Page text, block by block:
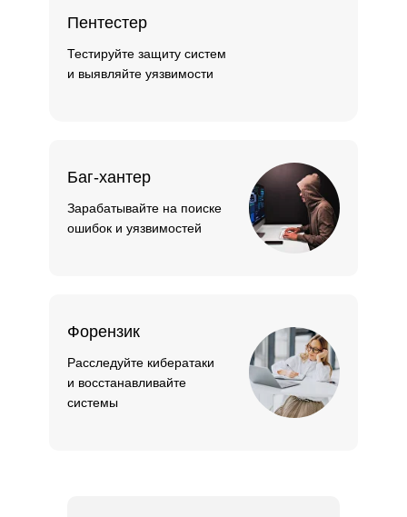
Пентестер
Тестируйте защиту систем
и выявляйте уязвимости
Баг-хантер
Зарабатывайте на поиске
ошибок и уязвимостей
Форензик
Расследуйте кибератаки
и восстанавливайте
системы